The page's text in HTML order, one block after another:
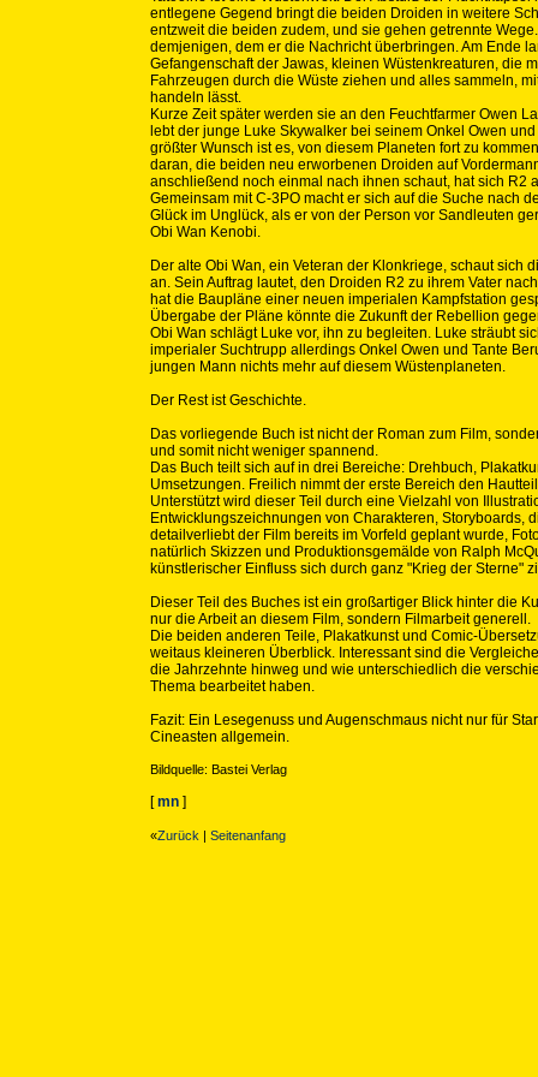
entlegene Gegend bringt die beiden Droiden in weitere
entzweit die beiden zudem, und sie gehen getrennte
demjenigen, dem er die Nachricht überbringen. Am Ende
Gefangenschaft der Jawas, kleinen Wüstenkreaturen, die
Fahrzeugen durch die Wüste ziehen und alles sammeln,
handeln lässt.
Kurze Zeit später werden sie an den Feuchtfarmer Owen
lebt der junge Luke Skywalker bei seinem Onkel Owen
größter Wunsch ist es, von diesem Planeten fort zu
daran, die beiden neu erworbenen Droiden auf
anschließend noch einmal nach ihnen schaut, hat sich R2
Gemeinsam mit C-3PO macht er sich auf die Suche nach
Glück im Unglück, als er von der Person vor Sandleuten
Obi Wan Kenobi.
Der alte Obi Wan, ein Veteran der Klonkriege, schaut sich
an. Sein Auftrag lautet, den Droiden R2 zu ihrem Vater
hat die Baupläne einer neuen imperialen Kampfstation
Übergabe der Pläne könnte die Zukunft der Rebellion
Obi Wan schlägt Luke vor, ihn zu begleiten. Luke sträubt
imperialer Suchtrupp allerdings Onkel Owen und Tante
jungen Mann nichts mehr auf diesem Wüstenplaneten.
Der Rest ist Geschichte.
Das vorliegende Buch ist nicht der Roman zum Film,
und somit nicht weniger spannend.
Das Buch teilt sich auf in drei Bereiche: Drehbuch,
Umsetzungen. Freilich nimmt der erste Bereich den
Unterstützt wird dieser Teil durch eine Vielzahl von
Entwicklungszeichnungen von Charakteren, Storyboards,
detailverliebt der Film bereits im Vorfeld geplant wurde,
natürlich Skizzen und Produktionsgemälde von Ralph
künstlerischer Einfluss sich durch ganz "Krieg der Sterne"
Dieser Teil des Buches ist ein großartiger Blick hinter die
nur die Arbeit an diesem Film, sondern Filmarbeit generell.
Die beiden anderen Teile, Plakatkunst und Comic-
weitaus kleineren Überblick. Interessant sind die
die Jahrzehnte hinweg und wie unterschiedlich die
Thema bearbeitet haben.
Fazit: Ein Lesegenuss und Augenschmaus nicht nur für
Cineasten allgemein.
Bildquelle: Bastei Verlag
[mn ]
«Zurück | Seitenanfang